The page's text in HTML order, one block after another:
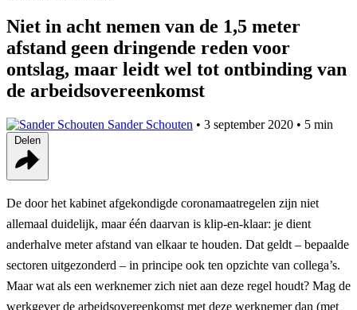
Niet in acht nemen van de 1,5 meter
afstand geen dringende reden voor
ontslag, maar leidt wel tot ontbinding van
de arbeidsovereenkomst
Sander Schouten • 3 september 2020 • 5 min
De door het kabinet afgekondigde coronamaatregelen zijn niet
allemaal duidelijk, maar één daarvan is klip-en-klaar: je dient
anderhalve meter afstand van elkaar te houden. Dat geldt – bepaalde
sectoren uitgezonderd – in principe ook ten opzichte van collega’s.
Maar wat als een werknemer zich niet aan deze regel houdt? Mag de
werkgever de arbeidsovereenkomst met deze werknemer dan (met